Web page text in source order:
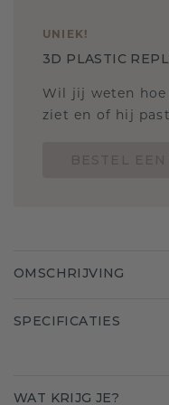
UNIEK!
3D PLASTIC
Wil jij weten
ziet en of hij
OMSCHRIJVING
SPECIFICATIES
WAT KRIJG JE?